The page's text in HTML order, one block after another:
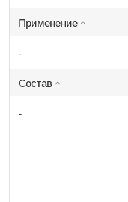
Применение
-
Состав
-